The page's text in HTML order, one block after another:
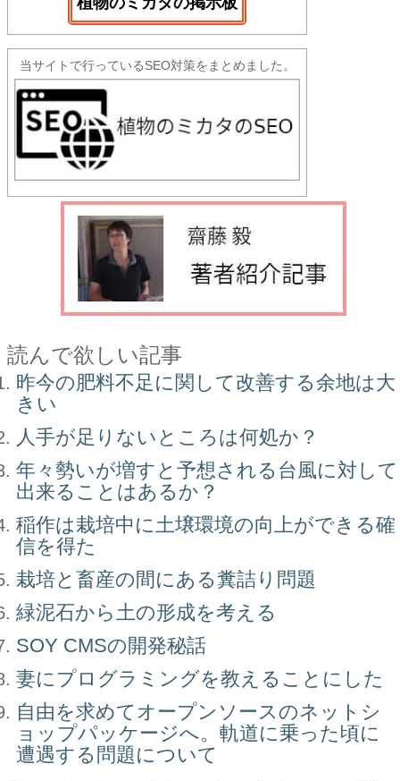
当サイトで行っているSEO対策をまとめました。
読んで欲しい記事
昨今の肥料不足に関して改善する余地は大
きい
人手が足りないところは何処か？
年々勢いが増すと予想される台風に対して
出来ることはあるか？
稲作は栽培中に土壌環境の向上ができる確
信を得た
栽培と畜産の間にある糞詰り問題
緑泥石から土の形成を考える
SOY CMSの開発秘話
妻にプログラミングを教えることにした
自由を求めてオープンソースのネットシ
ョップパッケージへ。軌道に乗った頃に
遭遇する問題について